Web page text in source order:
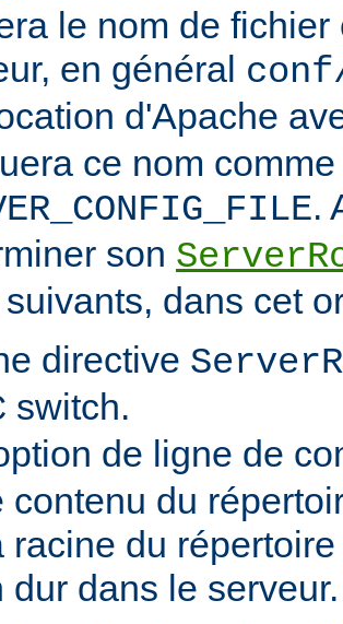
le nom de
en général
d'Apache
ce nom
.
son
dans cet
directive
switch.
de ligne de
contenu du
racine du
dur dans le serveur.